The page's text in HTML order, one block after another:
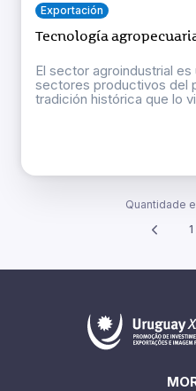
Exportación
Tecnología
El sector agroindustrial
sectores productivos del
tradición histórica que lo
Quantidade
1